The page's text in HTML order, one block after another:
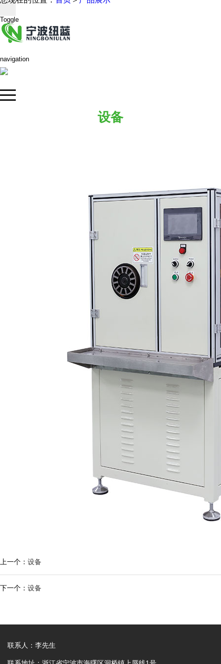
Toggle
navigation
设备
上一个： 设备
下一个： 设备
联系人：李先生